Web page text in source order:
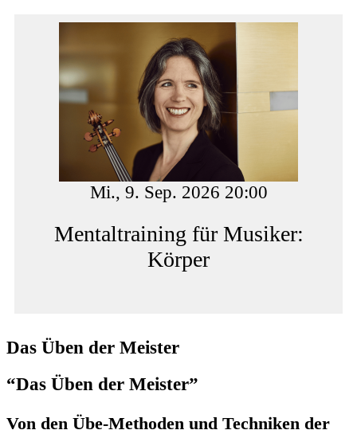
Mi., 9. Sep. 2026 20:00
Mentaltraining für Musiker:
Körper
Das Üben der Meister
“Das Üben der Meister”
Von den Übe-Methoden und Techniken der